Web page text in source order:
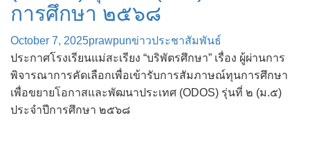
การศึกษา ๒๕๖๘
October 7, 2025prawpunข่าวประชาสัมพันธ์
ประกาศโรงเรียนแม่สะเรียง “บริพัตรศึกษา” เรื่อง ผู้ผ่านการ
พิจารณาการคัดเลือกเพื่อเข้ารับการสัมภาษณ์ทุนการศึกษา
เพื่อขยายโอกาสและพัฒนาประเทศ (ODOS) รุ่นที่ ๒ (ม.๕)
ประจำปีการศึกษา ๒๕๖๘